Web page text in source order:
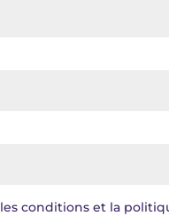
les conditions et la